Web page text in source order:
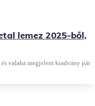
lemez 2025-ből,
valaha megjelent kiadvány pár